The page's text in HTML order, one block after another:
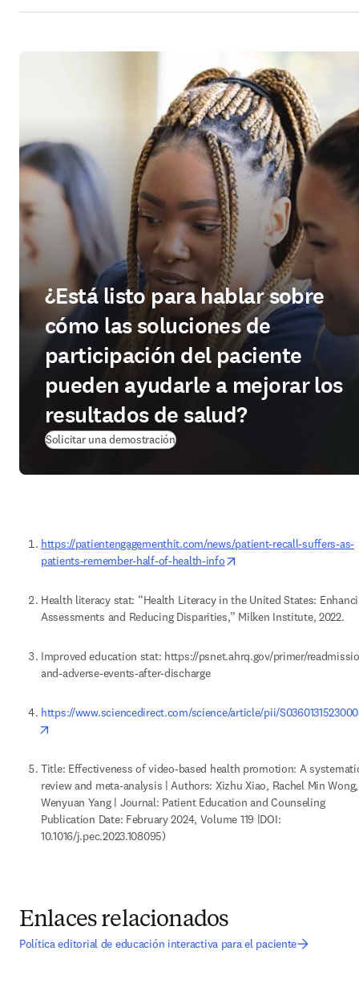
¿Está listo para hablar sobre
cómo las soluciones de
participación del paciente
pueden ayudarle a mejorar los
resultados de salud?
Solicitar una demostración
https://patientengagementhit.com/news/patient-recall-suffers-as-
patients-remember-half-of-health-info
Health literacy stat: “Health Literacy in the United States:
Assessments and Reducing Disparities,” Milken Institute, 2022.
Improved education stat: https://psnet.ahrq.gov/primer/
and-adverse-events-after-discharge
https://www.sciencedirect.com/science/article/pii/
Title: Effectiveness of video-based health promotion: A
review and meta-analysis | Authors: Xizhu Xiao, Rachel Min Wong,
Wenyuan Yang | Journal: Patient Education and Counseling
Publication Date: February 2024, Volume 119 |DOI:
10.1016/j.pec.2023.108095)
Enlaces relacionados
Política editorial de educación interactiva para el paciente